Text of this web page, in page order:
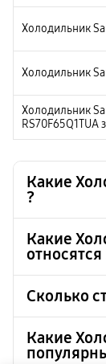
Холодильник
Холодильник
Холодильник
RS70F65Q1TUA
Какие
?
Холодильник
Холодильник
Холодильник
Какие
Холодильник
Сколько
Холодильник
Какие